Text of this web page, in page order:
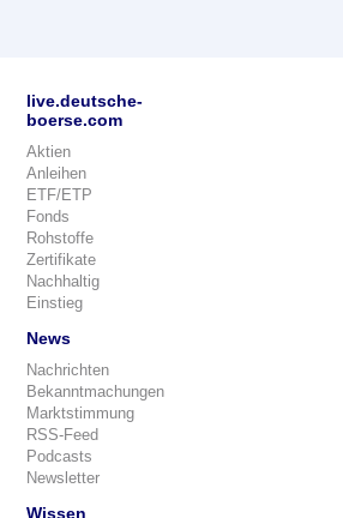
live.deutsche-
boerse.com
Aktien
Anleihen
ETF/ETP
Fonds
Rohstoffe
Zertifikate
Nachhaltig
Einstieg
News
Nachrichten
Bekanntmachungen
Marktstimmung
RSS-Feed
Podcasts
Newsletter
Wissen